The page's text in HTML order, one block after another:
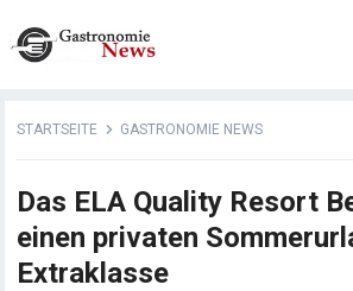
STARTSEITE GASTRONOMIE NEWS
Das ELA Quality Resort
einen privaten
Extraklasse